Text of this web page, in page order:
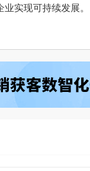
实现可持续发展。